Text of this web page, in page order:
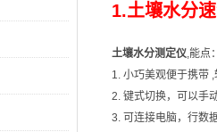
1.土壤水分
土壤水分测定仪,能点
1. 小巧美观便于携带
2. 键式切换，可以手
3. 可连接电脑，行数